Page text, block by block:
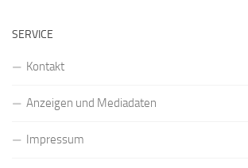
SERVICE
Kontakt
Anzeigen und Mediadaten
Impressum